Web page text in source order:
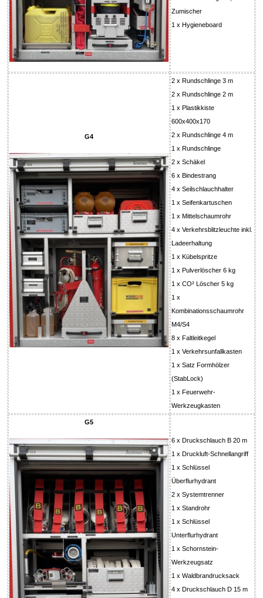
Zumischer
1 x Hygieneboard
G4
2 x Rundschlinge 3 m
2 x Rundschlinge 2 m
1 x Plastikkiste
600x400x170
2 x Rundschlinge 4 m
1 x Rundschlinge
2 x Schäkel
6 x Bindestrang
4 x Seilschlauchhalter
1 x Seifenkartuschen
1 x Mittelschaumrohr
4 x Verkehrsblitzleuchte inkl.
Ladeerhaltung
1 x Kübelspritze
1 x Pulverlöscher 6 kg
1 x CO² Löscher 5 kg
1 x
Kombinationsschaumrohr
M4/S4
8 x Faltleitkegel
1 x Verkehrsunfallkasten
1 x Satz Formhölzer
(StabLock)
1 x Feuerwehr-
Werkzeugkasten
G5
6 x Druckschlauch B 20 m
1 x Druckluft-Schnellangriff
1 x Schlüssel
Überflurhydrant
2 x Systemtrenner
1 x Standrohr
1 x Schlüssel
Unterflurhydrant
1 x Schornstein-
Werkzeugsatz
1 x Waldbrandrucksack
4 x Druckschlauch D 15 m